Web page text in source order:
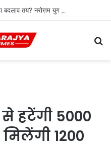
हटेंगी 5000
1200